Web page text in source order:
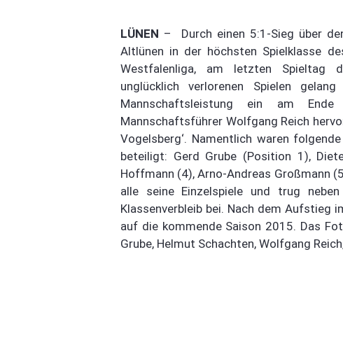
LÜNEN – Durch einen 5:1-Sieg über
Altlünen in der höchsten Spielklasse
Westfalenliga, am letzten Spieltag
unglücklich verlorenen Spielen
Mannschaftsleistung ein am
Mannschaftsführer Wolfgang Reich
Vogelsberg‘. Namentlich waren
beteiligt: Gerd Grube (Position 1),
Hoffmann (4), Arno-Andreas Großmann
alle seine Einzelspiele und trug
Klassenverbleib bei. Nach dem Aufstieg
auf die kommende Saison 2015. Das
Grube, Helmut Schachten, Wolfgang